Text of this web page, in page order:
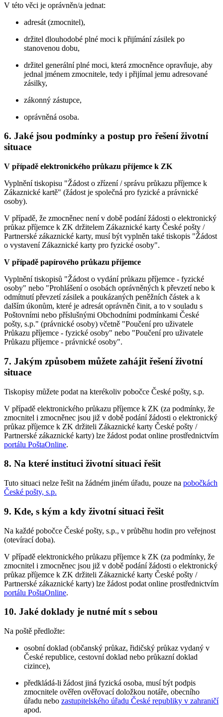
V této věci je oprávněn/a jednat:
adresát (zmocnitel),
držitel dlouhodobé plné moci k přijímání zásilek po
stanovenou dobu,
držitel generální plné moci, která zmocněnce opravňuje, aby
jednal jménem zmocnitele, tedy i přijímal jemu adresované
zásilky,
zákonný zástupce,
oprávněná osoba.
6. Jaké jsou podmínky a postup pro řešení životní
situace
V případě elektronického průkazu příjemce k ZK
Vyplnění tiskopisu "Žádost o zřízení / správu průkazu příjemce k
Zákaznické kartě" (žádost je společná pro fyzické a právnické
osoby).
V případě, že zmocněnec není v době podání žádosti o elektronický
průkaz příjemce k ZK držitelem Zákaznické karty České pošty /
Partnerské zákaznické karty, musí být vyplněn také tiskopis "Žádost
o vystavení Zákaznické karty pro fyzické osoby".
V případě papírového průkazu příjemce
Vyplnění tiskopisů "Žádost o vydání průkazu příjemce - fyzické
osoby" nebo "Prohlášení o osobách oprávněných k převzetí nebo k
odmítnutí převzetí zásilek a poukázaných peněžních částek a k
dalším úkonům, které je adresát oprávněn činit, a to v souladu s
Poštovními nebo příslušnými Obchodními podmínkami České
pošty, s.p." (právnické osoby) včetně "Poučení pro uživatele
Průkazu příjemce - fyzické osoby" nebo "Poučení pro uživatele
Průkazu příjemce - právnické osoby".
7. Jakým způsobem můžete zahájit řešení životní
situace
Tiskopisy můžete podat na kterékoliv pobočce České pošty, s.p.
V případě elektronického průkazu příjemce k ZK (za podmínky, že
zmocnitel i zmocněnec jsou již v době podání žádosti o elektronický
průkaz příjemce k ZK držiteli Zákaznické karty České pošty /
Partnerské zákaznické karty) lze žádost podat online prostřednictvím
portálu PoštaOnline.
8. Na které instituci životní situaci řešit
Tuto situaci nelze řešit na žádném jiném úřadu, pouze na pobočkách
České pošty, s.p.
9. Kde, s kým a kdy životní situaci řešit
Na každé pobočce České pošty, s.p., v průběhu hodin pro veřejnost
(otevírací doba).
V případě elektronického průkazu příjemce k ZK (za podmínky, že
zmocnitel i zmocněnec jsou již v době podání žádosti o elektronický
průkaz příjemce k ZK držiteli Zákaznické karty České pošty /
Partnerské zákaznické karty) lze žádost podat online prostřednictvím
portálu PoštaOnline.
10. Jaké doklady je nutné mít s sebou
Na poště předložte:
osobní doklad (občanský průkaz, řidičský průkaz vydaný v
České republice, cestovní doklad nebo průkazní doklad
cizince),
předkládá-li žádost jiná fyzická osoba, musí být podpis
zmocnitele ověřen ověřovací doložkou notáře, obecního
úřadu nebo zastupitelského úřadu České republiky v zahraničí
apod.